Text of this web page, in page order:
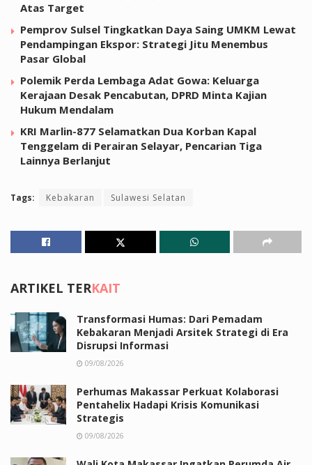
Atas Target
Pemprov Sulsel Tingkatkan Daya Saing UMKM Lewat
Pendampingan Ekspor: Strategi Jitu Menembus
Pasar Global
Polemik Perda Lembaga Adat Gowa: Keluarga
Kerajaan Desak Pencabutan, DPRD Minta Kajian
Hukum Mendalam
KRI Marlin-877 Selamatkan Dua Korban Kapal
Tenggelam di Perairan Selayar, Pencarian Tiga
Lainnya Berlanjut
Tags: Kebakaran Sulawesi Selatan
ARTIKEL TERKAIT
Transformasi Humas: Dari Pemadam
Kebakaran Menjadi Arsitek Strategi di Era
Disrupsi Informasi
09/08/2026
Perhumas Makassar Perkuat Kolaborasi
Pentahelix Hadapi Krisis Komunikasi
Strategis
09/08/2026